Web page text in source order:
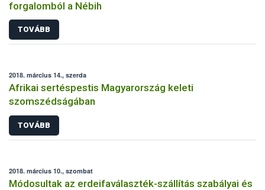
forgalomból a Nébih
TOVÁBB
2018. március 14., szerda
Afrikai sertéspestis Magyarország keleti
szomszédságában
TOVÁBB
2018. március 10., szombat
Módosultak az erdeifaválaszték-szállítás szabályai és